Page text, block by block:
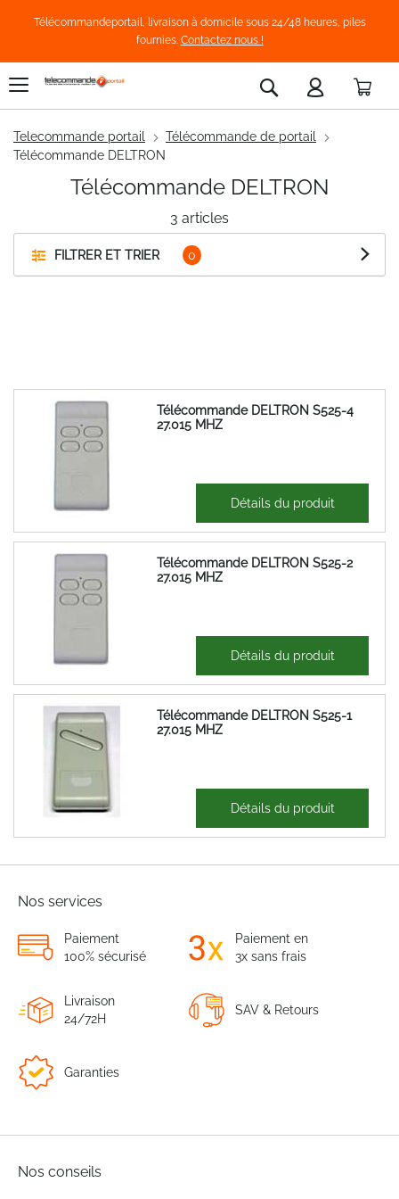
Télécommandeportail, livraison à domicile sous 24/48 heures, piles
fournies. Contactez nous !
Rechercher
Telecommande portail
Télécommande de portail
Télécommande DELTRON
FILTRER ET TRIER
3 articles
Télécommande DELTRON
Télécommande DELTRON S525-4
27.015 MHZ
132,25 €
Détails du produit
Télécommande DELTRON S525-2
27.015 MHZ
132,25 €
Détails du produit
Télécommande DELTRON S525-1
27.015 MHZ
132,25 €
110,21 € Détails du produit
Nos services
Paiement
100% sécurisé
Paiement en
3x sans frais
Livraison
24/72H
SAV & Retours
Garanties
Nos conseils